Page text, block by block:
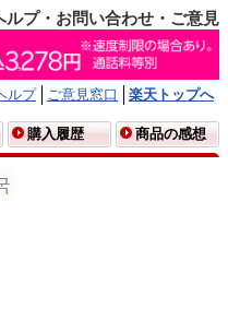
ルプ・お問い合わせ・ご意見
ルプ ご意見窓口
楽天トップへ
購入履歴 商品の感想